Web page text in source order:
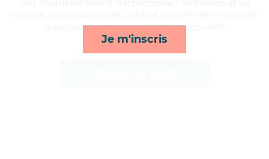
Je m'inscris
ménage, rappels, lever/coucher et activités*